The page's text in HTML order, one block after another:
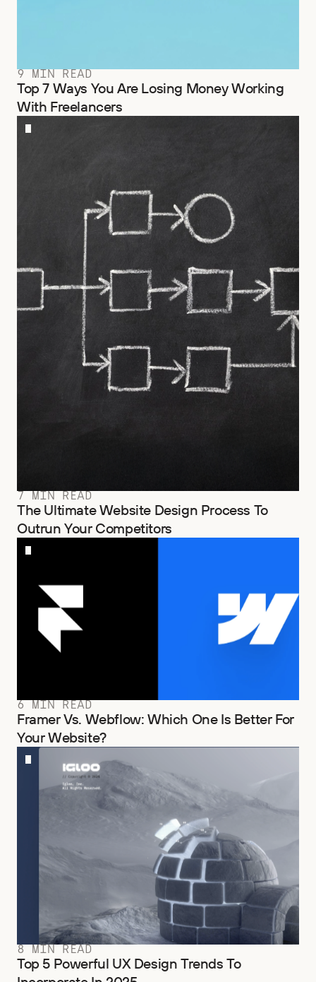
9 MIN READ
Top 7 Ways You Are Losing Money Working
With Freelancers
7 MIN READ
The Ultimate Website Design Process To
Outrun Your Competitors
6 MIN READ
Framer Vs. Webflow: Which One Is Better For
Your Website?
8 MIN READ
Top 5 Powerful UX Design Trends To